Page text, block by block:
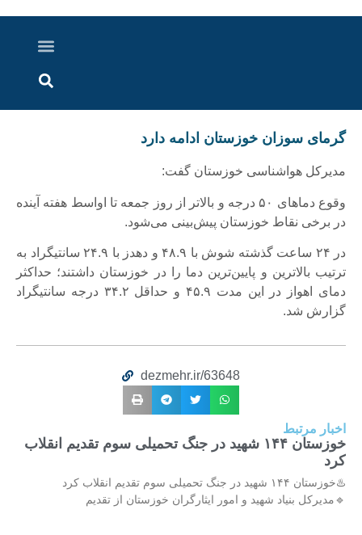
گرمای سوزان خوزستان ادامه دارد
مدیرکل هواشناسی خوزستان گفت:
وقوع دماهای ۵۰ درجه و بالاتر از روز جمعه تا اواسط هفته آینده
در برخی نقاط خوزستان پیش‌بینی می‌شود.
در ۲۴ ساعت گذشته شوش با ۴۸.۹ و دهدز با ۲۴.۹ سانتیگراد به
ترتیب بالاترین و پایین‌ترین دما را در خوزستان داشتند؛ حداکثر
دمای اهواز در این مدت ۴۵.۹ و حداقل ۳۴.۲ درجه سانتیگراد
گزارش شد.
dezmehr.ir/63648
اخبار مرتبط
خوزستان ۱۴۴ شهید در جنگ تحمیلی سوم تقدیم انقلاب
کرد
♨️خوزستان ۱۴۴ شهید در جنگ تحمیلی سوم تقدیم انقلاب کرد
🔹مدیرکل بنیاد شهید و امور ایثارگران خوزستان از تقدیم